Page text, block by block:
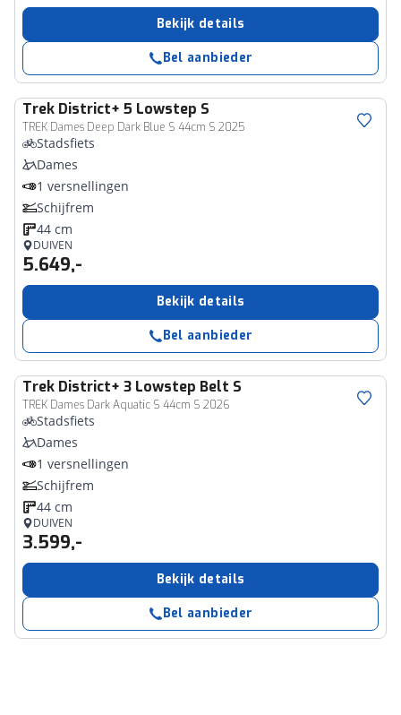
Bekijk details
Bel aanbieder
Trek District+ 5 Lowstep S
TREK Dames Deep Dark Blue S 44cm S 2025
Stadsfiets
Dames
1 versnellingen
Schijfrem
44 cm
DUIVEN
5.649,-
Bekijk details
Bel aanbieder
Trek District+ 3 Lowstep Belt S
TREK Dames Dark Aquatic S 44cm S 2026
Stadsfiets
Dames
1 versnellingen
Schijfrem
44 cm
DUIVEN
3.599,-
Bekijk details
Bel aanbieder